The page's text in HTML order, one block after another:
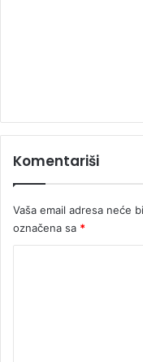
Komentariši
Vaša email adresa neće
označena sa *